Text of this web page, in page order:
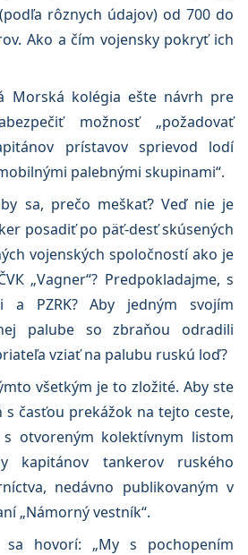
rôznych údajov) od 700 do
Ako a čím vojensky pokryť ich
Morská kolégia ešte návrh pre
možnosť „požadovať
prístavov sprievod lodí
palebnými skupinami“.
sa, prečo meškať? Veď nie je
posadiť po päť-desť skúsených
vojenských spoločností ako je
„Vagner“? Predpokladajme, s
a PZRK? Aby jedným svojím
palube so zbraňou odradili
vziať na palubu ruskú loď?
všetkým je to zložité. Aby ste
s časťou prekážok na tejto ceste,
otvoreným kolektívnym listom
kapitánov tankerov ruského
nedávno publikovaným v
„Námorný vestník“.
hovorí: „My s pochopením